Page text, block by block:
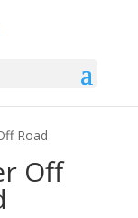
Road
Off